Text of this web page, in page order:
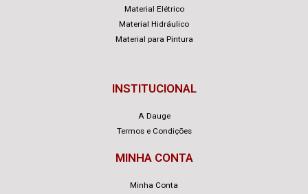
Material Elétrico
Material Hidráulico
Material para Pintura
INSTITUCIONAL
A Dauge
Termos e Condições
MINHA CONTA
Minha Conta